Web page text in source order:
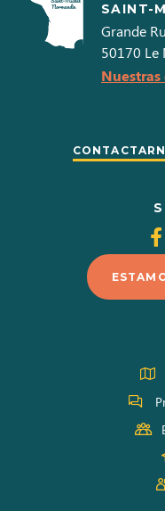
SAINT-
Grande
50170 Le